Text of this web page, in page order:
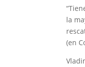
la
(en